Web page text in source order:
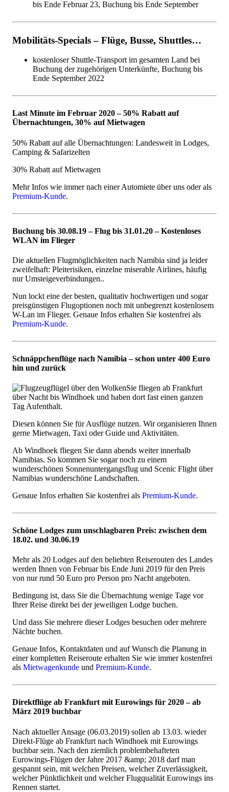
bis Ende Februar 23, Buchung bis Ende September
Mobilitäts-Specials – Flüge, Busse, Shuttles…
kostenloser Shuttle-Transport im gesamten Land bei
Buchung der zugehörigen Unterkünfte, Buchung bis
Ende September 2022
Last Minute im Februar 2020 – 50% Rabatt auf
Übernachtungen, 30% auf Mietwagen
50% Rabatt auf alle Übernachtungen: Landesweit in Lodges,
Camping & Safarizelten
30% Rabatt auf Mietwagen
Mehr Infos wie immer nach einer Automiete über uns oder als
Premium-Kunde.
Buchung bis 30.08.19 – Flug bis 31.01.20 – Kostenloses
WLAN im Flieger
Die aktuellen Flugmöglichkeiten nach Namibia sind ja leider
zweifelhaft: Pleiterisiken, einzelne miserable Airlines, häufig
nur Umsteigeverbindungen..
Nun lockt eine der besten, qualitativ hochwertigen und sogar
preisgünstigen Flugoptionen noch mit unbegrenzt kostenlosem
W-Lan im Flieger. Genaue Infos erhalten Sie kostenfrei als
Premium-Kunde.
Schnäppchenflüge nach Namibia – schon unter 400 Euro
hin und zurück
Sie fliegen ab Frankfurt
über Nacht bis Windhoek und haben dort fast einen ganzen
Tag Aufenthalt.
Diesen können Sie für Ausflüge nutzen. Wir organisieren Ihnen
gerne Mietwagen, Taxi oder Guide und Aktivitäten.
Ab Windhoek fliegen Sie dann abends weiter innerhalb
Namibias. So kommen Sie sogar noch zu einem
wunderschönen Sonnenuntergangsflug und Scenic Flight über
Namibias wunderschöne Landschaften.
Genaue Infos erhalten Sie kostenfrei als Premium-Kunde.
Schöne Lodges zum unschlagbaren Preis: zwischen dem
18.02. und 30.06.19
Mehr als 20 Lodges auf den beliebten Reiserouten des Landes
werden Ihnen von Februar bis Ende Juni 2019 für den Preis
von nur rund 50 Euro pro Person pro Nacht angeboten.
Bedingung ist, dass Sie die Übernachtung wenige Tage vor
Ihrer Reise direkt bei der jeweiligen Lodge buchen.
Und dass Sie mehrere dieser Lodges besuchen oder mehrere
Nächte buchen.
Genaue Infos, Kontaktdaten und auf Wunsch die Planung in
einer kompletten Reiseroute erhalten Sie wie immer kostenfrei
als Mietwagenkunde und Premium-Kunde.
Direktflüge ab Frankfurt mit Eurowings für 2020 – ab
März 2019 buchbar
Nach aktueller Ansage (06.03.2019) sollen ab 13.03. wieder
Direkt-Flüge ab Frankfurt nach Windhoek mit Eurowings
buchbar sein. Nach den ziemlich problembehafteten
Eurowings-Flügen der Jahre 2017 &amp; 2018 darf man
gespannt sein, mit welchen Preisen, welcher Zuverlässigkeit,
welcher Pünktlichkeit und welcher Flugqualität Eurowings ins
Rennen startet.